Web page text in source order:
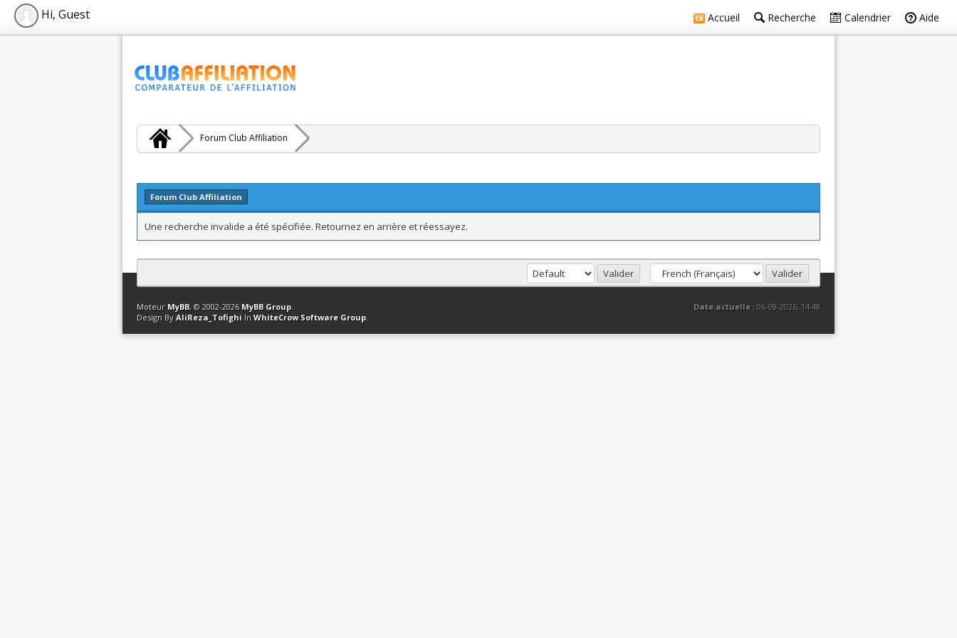
Accueil Recherche Calendrier Aide
Hi, Guest
Forum Club Affiliation
Forum Club Affiliation
Une recherche invalide a été spécifiée. Retournez en arrière et réessayez.
Contact Club Affiliation Retourner en haut Version bas-débit (Archivé) Syndication RSS
Date actuelle :06-08-2026, 14:48
Moteur MyBB, © 2002-2026 MyBB Group.
Design By AliReza_Tofighi In WhiteCrow Software Group.